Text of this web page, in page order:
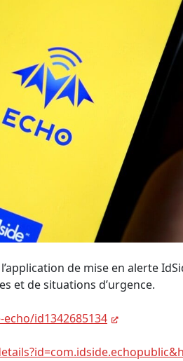
de mise en alerte
et de situations d’urgence.
id1342685134